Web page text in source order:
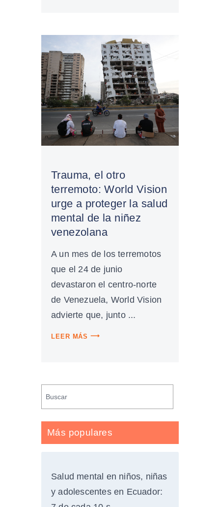
Trauma, el otro
terremoto: World Vision
urge a proteger la salud
mental de la niñez
venezolana
A un mes de los terremotos
que el 24 de junio
devastaron el centro-norte
de Venezuela, World Vision
advierte que, junto ...
LEER MÁS
Más populares
Salud mental en niños, niñas
y adolescentes en Ecuador: